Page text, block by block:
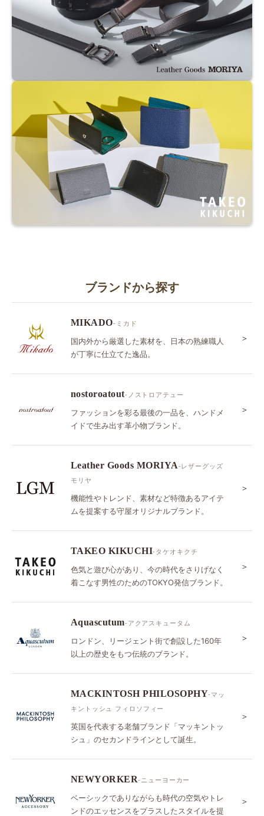
ブランドから探す
MIKADO-ミカド
国内外から厳選した素材を、日本の熟練職人
が丁寧に仕立てた逸品。
＞
nostoroatout-ノストロアテュー
ファッションを彩る最後の一品を、ハンドメ
イドで生み出す革小物ブランド。
＞
Leather Goods MORIYA-レザーグッズ
モリヤ
機能性やトレンド、素材など特徴あるアイテ
ムを提案する守屋オリジナルブランド。
＞
TAKEO KIKUCHI-タケオキクチ
色気と遊び心があり、今の時代をさりげなく
着こなす男性のためのTOKYO発信ブランド。
＞
Aquascutum-アクアスキュータム
ロンドン、リージェント街で創設した160年
以上の歴史をもつ伝統のブランド。
＞
MACKINTOSH PHILOSOPHY-マッ
キントッシュ フィロソフィー
英国を代表する老舗ブランド「マッキントッ
シュ」のセカンドラインとして誕生。
＞
NEWYORKER-ニューヨーカー
ベーシックでありながらも時代の空気やトレ
ンドのエッセンスをプラスしたスタイルを提
＞